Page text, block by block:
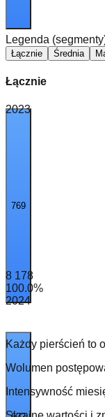
769
Legenda
Łącznie Średnia
Łącznie
2023
8 178
100.0%
2024
Każdy pierścień to
Wolumen
Intensywność